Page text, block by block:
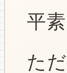
平
た